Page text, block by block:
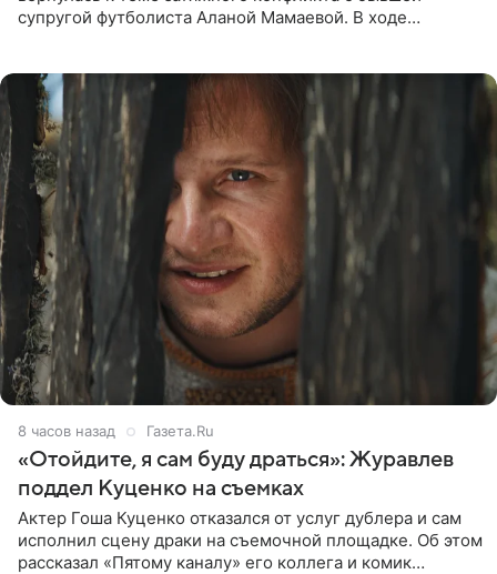
супругой футболиста Аланой Мамаевой. В ходе
8 часов назад Газета.Ru
«Отойдите, я сам буду драться»: Журавлев
поддел Куценко на съемках
Актер Гоша Куценко отказался от услуг дублера и сам
исполнил сцену драки на съемочной площадке. Об этом
рассказал «Пятому каналу» его коллега и комик